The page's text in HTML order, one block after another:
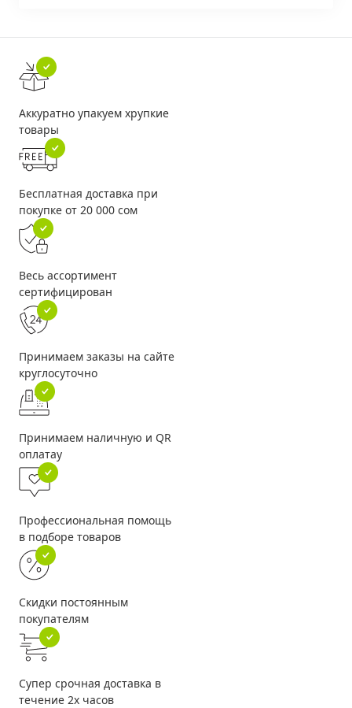
Аккуратно упакуем хрупкие
товары
Бесплатная доставка при
покупке от 20 000 сом
Весь ассортимент
сертифицирован
Принимаем заказы на сайте
круглосуточно
Принимаем наличную и QR
оплатау
Профессиональная помощь
в подборе товаров
Скидки постоянным
покупателям
Супер срочная доставка в
течение 2х часов